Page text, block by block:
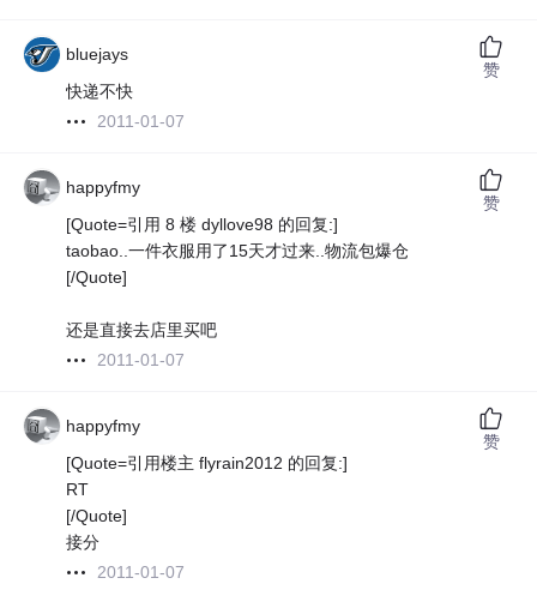
bluejays
快递不快
2011-01-07
赞
happyfmy
[Quote=引用 8 楼 dyllove98 的回复:]
taobao..一件衣服用了15天才过来..物流包爆仓
[/Quote]
还是直接去店里买吧
2011-01-07
赞
happyfmy
[Quote=引用楼主 flyrain2012 的回复:]
RT
[/Quote]
接分
2011-01-07
赞